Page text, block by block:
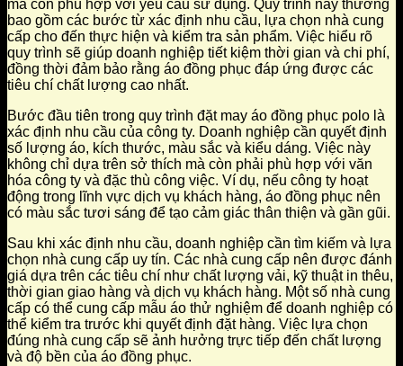
mà còn phù hợp với yêu cầu sử dụng. Quy trình này thường
bao gồm các bước từ xác định nhu cầu, lựa chọn nhà cung
cấp cho đến thực hiện và kiểm tra sản phẩm. Việc hiểu rõ
quy trình sẽ giúp doanh nghiệp tiết kiệm thời gian và chi phí,
đồng thời đảm bảo rằng áo đồng phục đáp ứng được các
tiêu chí chất lượng cao nhất.
Bước đầu tiên trong quy trình đặt may áo đồng phục polo là
xác định nhu cầu của công ty. Doanh nghiệp cần quyết định
số lượng áo, kích thước, màu sắc và kiểu dáng. Việc này
không chỉ dựa trên sở thích mà còn phải phù hợp với văn
hóa công ty và đặc thù công việc. Ví dụ, nếu công ty hoạt
động trong lĩnh vực dịch vụ khách hàng, áo đồng phục nên
có màu sắc tươi sáng để tạo cảm giác thân thiện và gần gũi.
Sau khi xác định nhu cầu, doanh nghiệp cần tìm kiếm và lựa
chọn nhà cung cấp uy tín. Các nhà cung cấp nên được đánh
giá dựa trên các tiêu chí như chất lượng vải, kỹ thuật in thêu,
thời gian giao hàng và dịch vụ khách hàng. Một số nhà cung
cấp có thể cung cấp mẫu áo thử nghiệm để doanh nghiệp có
thể kiểm tra trước khi quyết định đặt hàng. Việc lựa chọn
đúng nhà cung cấp sẽ ảnh hưởng trực tiếp đến chất lượng
và độ bền của áo đồng phục.